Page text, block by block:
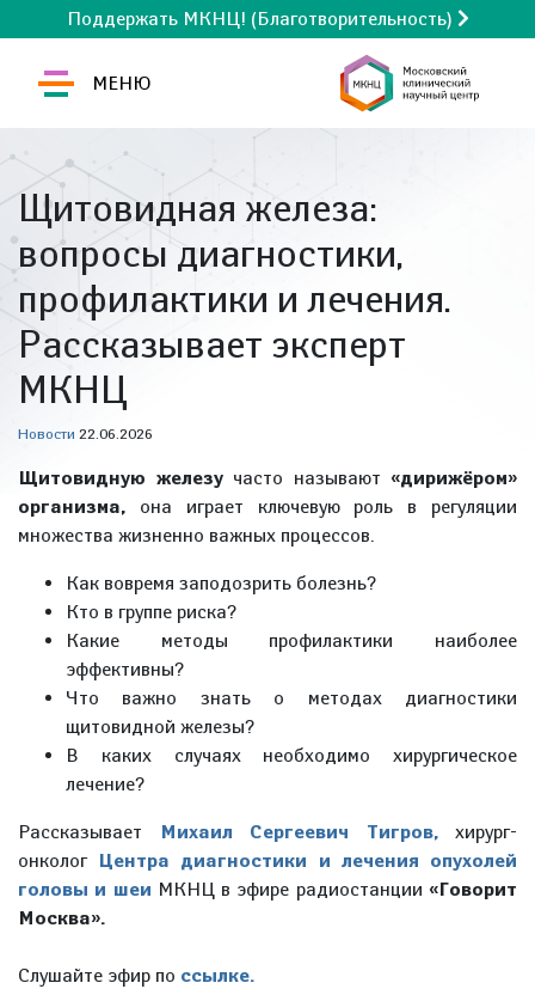
Поддержать МКНЦ! (Благотворительность)
МЕНЮ
Щитовидная железа:
вопросы диагностики,
профилактики и лечения.
Рассказывает эксперт
МКНЦ
Новости 22.06.2026
Щитовидную железу часто называют «дирижёром»
организма, она играет ключевую роль в регуляции
множества жизненно важных процессов.
Как вовремя заподозрить болезнь?
Кто в группе риска?
Какие методы профилактики наиболее
эффективны?
Что важно знать о методах диагностики
щитовидной железы?
В каких случаях необходимо хирургическое
лечение?
Рассказывает Михаил Сергеевич Тигров,хирург-
онколог Центра диагностики и лечения опухолей
головы и шеи МКНЦ в эфире радиостанции «Говорит
Москва».
Слушайте эфир по ссылке.